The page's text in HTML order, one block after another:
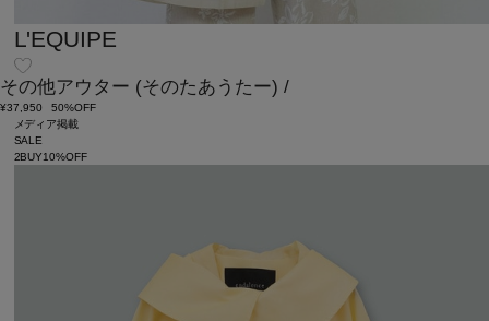
L'EQUIPE
その他アウター (そのたあうたー) /
¥37,950
50%OFF
メディア掲載
SALE
2BUY10%OFF